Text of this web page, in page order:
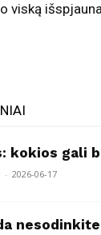
viską
kokios gali
- 2026-06-17